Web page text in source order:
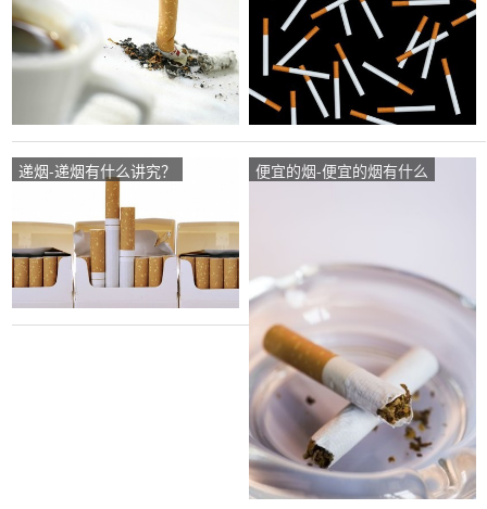
询烟酒的价格啊？
递烟-递烟有什么讲究？ 便宜的烟-便宜的烟有什么